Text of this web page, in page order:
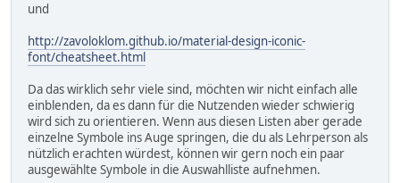
und
http://zavoloklom.github.io/material-design-iconic-
font/cheatsheet.html
Da das wirklich sehr viele sind, möchten wir nicht einfach alle
einblenden, da es dann für die Nutzenden wieder schwierig
wird sich zu orientieren. Wenn aus diesen Listen aber gerade
einzelne Symbole ins Auge springen, die du als Lehrperson als
nützlich erachten würdest, können wir gern noch ein paar
ausgewählte Symbole in die Auswahlliste aufnehmen.